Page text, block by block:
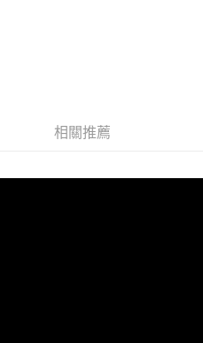
灣大哥大進項蒐集、處理及利用，
之確認、核對及更正。
」之結帳頁面顯示為準，若有關於
相關疑問，請聯繫「AFTEE先享後付
support/home
下網址：
運費
相關推薦